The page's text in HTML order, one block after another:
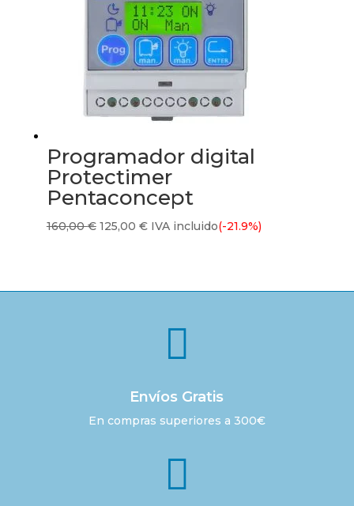
Programador digital
Protectimer
Pentaconcept
160,00€ El
125,00 €ElIVA incluido(-21.9%)

Envíos Gratis
En compras superiores a 300€
